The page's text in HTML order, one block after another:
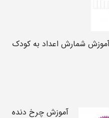
شمارش اعداد به کودک
آموزش چرخ دنده